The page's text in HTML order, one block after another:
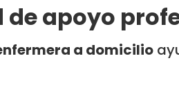
de apoyo
a domicilio